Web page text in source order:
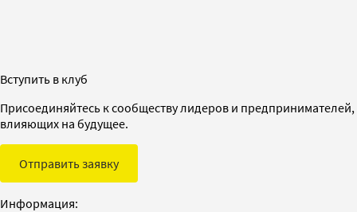
Вступить в клуб
Присоединяйтесь к сообществу лидеров и предпринимателей,
влияющих на будущее.
Отправить заявку
Информация: